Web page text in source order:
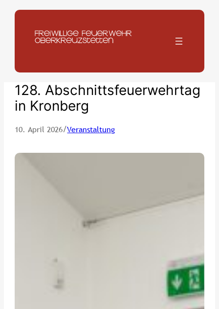
Zum
springen
128. Abschnittsfeuerwehrtag
in Kronberg
10. April 2026/Veranstaltung